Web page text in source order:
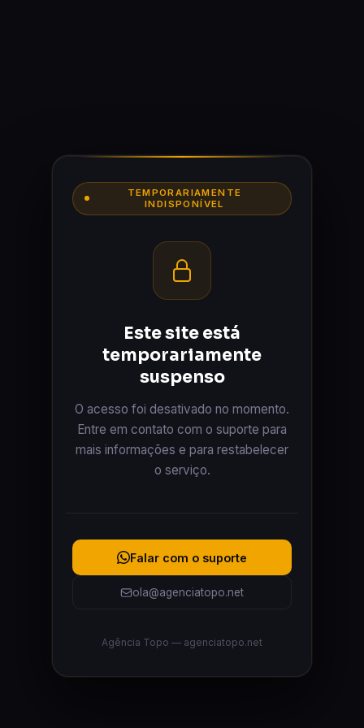
TEMPORARIAMENTE
INDISPONÍVEL
Este site está
temporariamente
suspenso
O acesso foi desativado no momento.
Entre em contato com o suporte para
mais informações e para restabelecer
o serviço.
Falar com o suporte
ola@agenciatopo.net
Agência Topo — agenciatopo.net